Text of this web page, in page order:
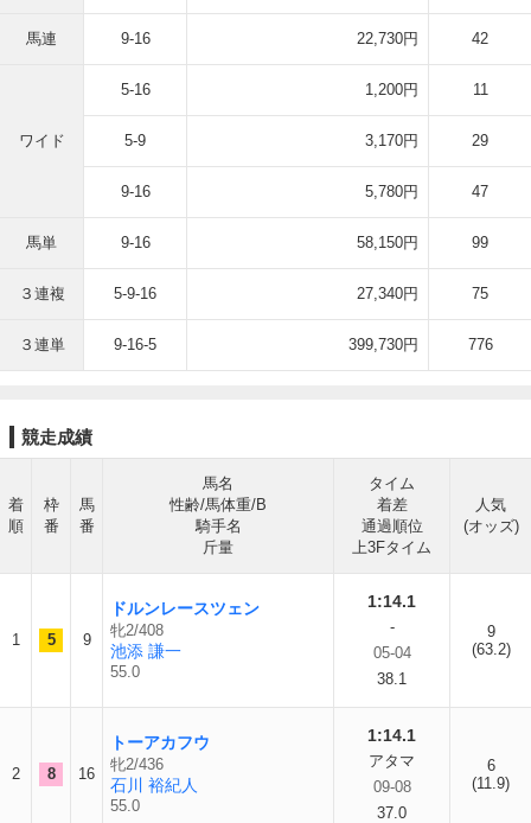
馬連 9-16 22,730円 42
ワイド
5-16 1,200円 11
5-9 3,170円 29
9-16 5,780円 47
馬単 9-16 58,150円 99
３連複 5-9-16 27,340円 75
３連単 9-16-5 399,730円 776
競走成績
着
順
枠
番
馬
番
馬名
性齢/馬体重/B
騎手名
斤量
タイム
着差
通過順位
上3Fタイム
人気
(オッズ)
1 5 9
ドルンレースツェン
牝2/408
池添 謙一
55.0
1:14.1
-
05-04
38.1
9
(63.2)
2 8 16
トーアカフウ
牝2/436
石川 裕紀人
55.0
1:14.1
アタマ
09-08
37.0
6
(11.9)